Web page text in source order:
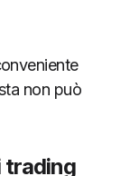
non può
trading